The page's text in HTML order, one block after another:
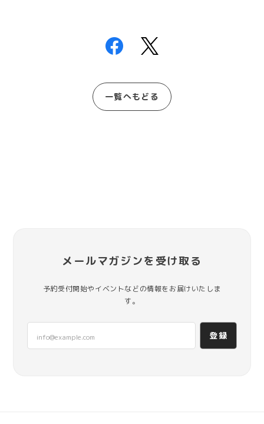
一覧へもどる
メールマガジンを受け取る
予約受付開始やイベントなどの情報をお届けいたしま
す。
登録